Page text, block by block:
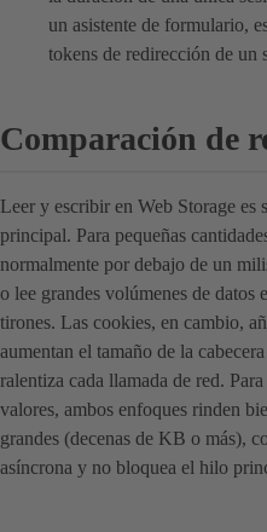
un asistente de formulario,
tokens de redirección de un
Comparación de
Leer y escribir en Web Storage
principal. Para pequeñas
normalmente por debajo de un
o lee grandes volúmenes de datos
tirones. Las cookies, en cambio,
aumentan el tamaño de la
ralentiza cada llamada de red.
valores, ambos enfoques rinden
grandes (decenas de KB o más),
asíncrona y no bloquea el hilo